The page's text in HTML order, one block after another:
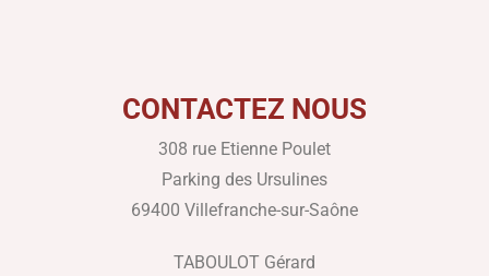
CONTACTEZ NOUS
308 rue Etienne Poulet
Parking des Ursulines
69400 Villefranche-sur-Saône
TABOULOT Gérard